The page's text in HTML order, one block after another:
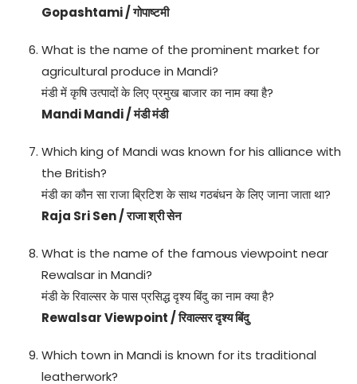
Gopashtami / गोपाष्टमी
What is the name of the prominent market for
agricultural produce in Mandi?
मंडी में कृषि उत्पादों के लिए प्रमुख बाजार का नाम क्या है?
Mandi Mandi / मंडी मंडी
Which king of Mandi was known for his alliance with
the British?
मंडी का कौन सा राजा ब्रिटिश के साथ गठबंधन के लिए जाना जाता था?
Raja Sri Sen / राजा श्री सेन
What is the name of the famous viewpoint near
Rewalsar in Mandi?
मंडी के रिवाल्सर के पास प्रसिद्ध दृश्य बिंदु का नाम क्या है?
Rewalsar Viewpoint / रिवाल्सर दृश्य बिंदु
Which town in Mandi is known for its traditional
leatherwork?